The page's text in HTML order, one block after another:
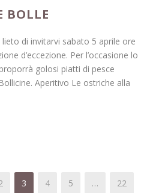
BOLLE
di invitarvi sabato 5 aprile ore
d’eccezione. Per l’occasione lo
golosi piatti di pesce
Aperitivo Le ostriche alla
3 4 5 …
22